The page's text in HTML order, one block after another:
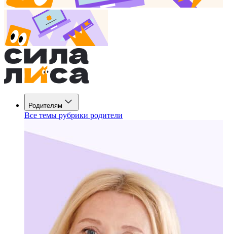
Родителям
Все темы рубрики родители